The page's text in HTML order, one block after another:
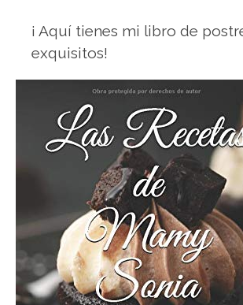
¡ Aquí tienes mi libro de
exquisitos!